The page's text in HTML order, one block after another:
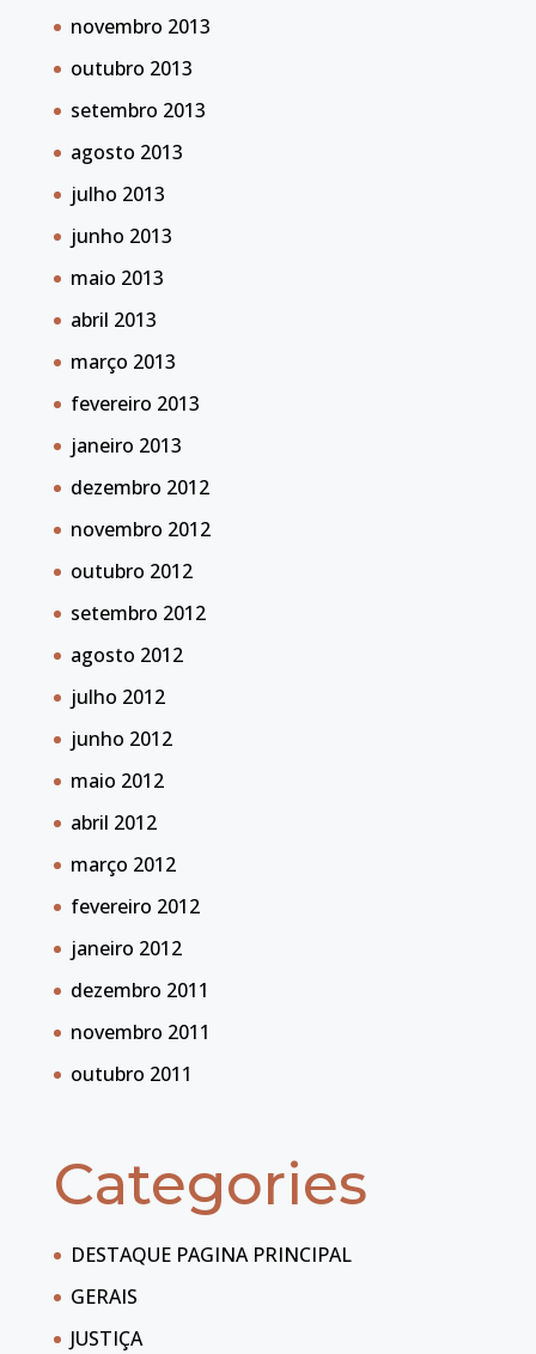
novembro 2013
outubro 2013
setembro 2013
agosto 2013
julho 2013
junho 2013
maio 2013
abril 2013
março 2013
fevereiro 2013
janeiro 2013
dezembro 2012
novembro 2012
outubro 2012
setembro 2012
agosto 2012
julho 2012
junho 2012
maio 2012
abril 2012
março 2012
fevereiro 2012
janeiro 2012
dezembro 2011
novembro 2011
outubro 2011
Categories
DESTAQUE PAGINA PRINCIPAL
GERAIS
JUSTIÇA